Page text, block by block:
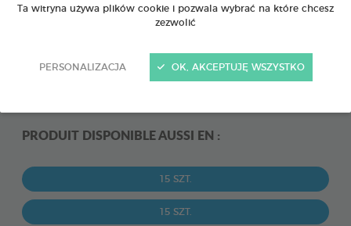
Ta witryna używa plików cookie i pozwala wybrać na które chcesz
zezwolić
PERSONALIZACJA OK, AKCEPTUJĘ WSZYSTKO
PRODUIT DISPONIBLE AUSSI EN :
15 SZT.
15 SZT.